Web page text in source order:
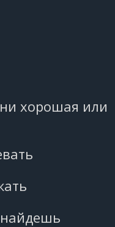
хорошая или